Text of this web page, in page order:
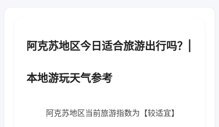
阿克苏地区今日适合旅游出行吗？|
本地游玩天气参考
阿克苏地区当前旅游指数为【较适宜】